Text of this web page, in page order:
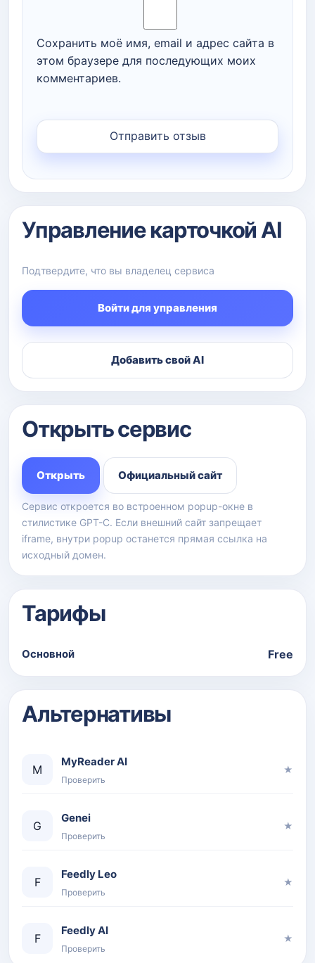
Сохранить моё имя, email и адрес сайта в
этом браузере для последующих моих
комментариев.
Управление карточкой AI
Подтвердите, что вы владелец сервиса
Войти для управления
Добавить свой AI
Открыть сервис
Открыть Официальный сайт
Сервис откроется во встроенном popup-окне в
стилистике GPT-C. Если внешний сайт запрещает
iframe, внутри popup останется прямая ссылка на
исходный домен.
Тарифы
Основной Free
Альтернативы
M
MyReader AI
Проверить
★
G
Genei
Проверить
★
F
Feedly Leo
Проверить
★
F
Feedly AI
Проверить
★